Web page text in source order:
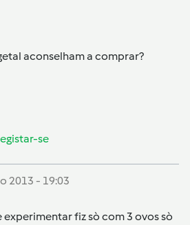
aconselham a comprar?
se
2013 - 19:03
experimentar fiz sò com 3 ovos sò